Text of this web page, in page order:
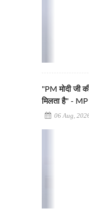
"PM मोदी जी
मिलता है" -
06 Aug,